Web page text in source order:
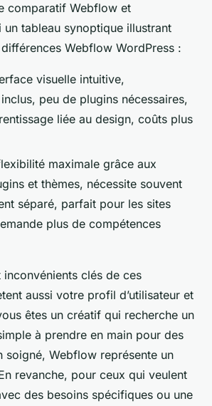
comparatif Webflow et
un tableau synoptique illustrant
Webflow WordPress :
visuelle intuitive,
peu de plugins nécessaires,
liée au design, coûts plus
maximale grâce aux
et thèmes, nécessite souvent
séparé, parfait pour les sites
plus de compétences
inconvénients clés de ces
aussi votre profil d’utilisateur et
êtes un créatif qui recherche un
à prendre en main pour des
soigné, Webflow représente un
revanche, pour ceux qui veulent
des besoins spécifiques ou une